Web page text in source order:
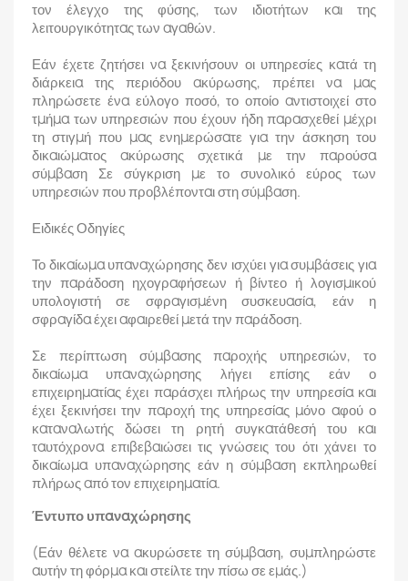
τον έλεγχο της φύσης, των ιδιοτήτων και της
λειτουργικότητας των αγαθών.
Εάν έχετε ζητήσει να ξεκινήσουν οι υπηρεσίες κατά τη
διάρκεια της περιόδου ακύρωσης, πρέπει να μας
πληρώσετε ένα εύλογο ποσό, το οποίο αντιστοιχεί στο
τμήμα των υπηρεσιών που έχουν ήδη παρασχεθεί μέχρι
τη στιγμή που μας ενημερώσατε για την άσκηση του
δικαιώματος ακύρωσης σχετικά με την παρούσα
σύμβαση Σε σύγκριση με το συνολικό εύρος των
υπηρεσιών που προβλέπονται στη σύμβαση.
Ειδικές Οδηγίες
Το δικαίωμα υπαναχώρησης δεν ισχύει για συμβάσεις για
την παράδοση ηχογραφήσεων ή βίντεο ή λογισμικού
υπολογιστή σε σφραγισμένη συσκευασία, εάν η
σφραγίδα έχει αφαιρεθεί μετά την παράδοση.
Σε περίπτωση σύμβασης παροχής υπηρεσιών, το
δικαίωμα υπαναχώρησης λήγει επίσης εάν ο
επιχειρηματίας έχει παράσχει πλήρως την υπηρεσία και
έχει ξεκινήσει την παροχή της υπηρεσίας μόνο αφού ο
καταναλωτής δώσει τη ρητή συγκατάθεσή του και
ταυτόχρονα επιβεβαιώσει τις γνώσεις του ότι χάνει το
δικαίωμα υπαναχώρησης εάν η σύμβαση εκπληρωθεί
πλήρως από τον επιχειρηματία.
Έντυπο υπαναχώρησης
(Εάν θέλετε να ακυρώσετε τη σύμβαση, συμπληρώστε
αυτήν τη φόρμα και στείλτε την πίσω σε εμάς.)